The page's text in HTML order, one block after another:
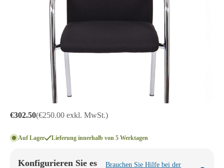
€302.50(€250.00 exkl. MwSt.)
Auf Lager Lieferung innerhalb von 5 Werktagen
Konfigurieren Sie es
Brauchen Sie Hilfe bei der